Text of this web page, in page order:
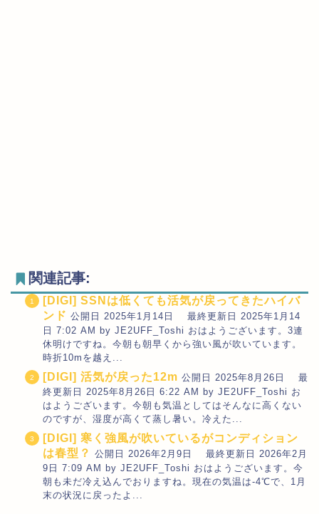
関連記事:
[DIGI] SSNは低くても活気が戻ってきたハイバ
ンド 公開日 2025年1月14日 最終更新日 2025年1月14
日 7:02 AM by JE2UFF_Toshi おはようございます。3連
休明けですね。今朝も朝早くから強い風が吹いています。
時折10mを越え...
[DIGI] 活気が戻った12m 公開日 2025年8月26日 最
終更新日 2025年8月26日 6:22 AM by JE2UFF_Toshi お
はようございます。今朝も気温としてはそんなに高くない
のですが、湿度が高くて蒸し暑い。冷えた...
[DIGI] 寒く強風が吹いているがコンディション
は春型？ 公開日 2026年2月9日 最終更新日 2026年2月
9日 7:09 AM by JE2UFF_Toshi おはようございます。今
朝も未だ冷え込んでおりますね。現在の気温は-4℃で、1月
末の状況に戻ったよ...